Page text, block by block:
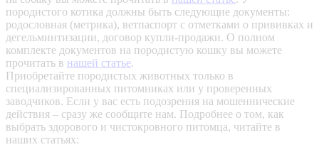
породистого котика должны быть следующие документы:
родословная (метрика), ветпаспорт с отметками о прививках и
дегельминтизации, договор купли-продажи. О полном
комплекте документов на породистую кошку вы можете
прочитать в нашей статье.
Приобретайте породистых животных только в
специализированных питомниках или у проверенных
заводчиков. Если у вас есть подозрения на мошеннические
действия – сразу же сообщите нам. Подробнее о том, как
выбрать здорового и чистокровного питомца, читайте в
наших статьях: